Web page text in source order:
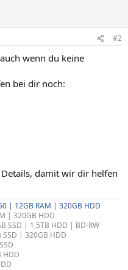
#2
wenn du keine
bei dir noch:
damit wir dir helfen
| 12GB RAM | 320GB HDD
| 320GB HDD
SSD | 1,5TB HDD | BD-RW
| 320GB HDD
HDD